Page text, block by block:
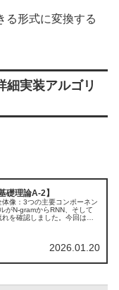
る形式に変換する
実装アルゴリ
礎理論A-2】
像：3つの主要コンポーネン
がN-gramからRNN、そして
を確認しました。今回は、
2026.01.20